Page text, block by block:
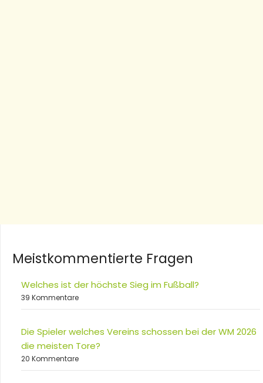
Meistkommentierte Fragen
Welches ist der höchste Sieg im Fußball?
39 Kommentare
Die Spieler welches Vereins schossen bei der WM 2026
die meisten Tore?
20 Kommentare